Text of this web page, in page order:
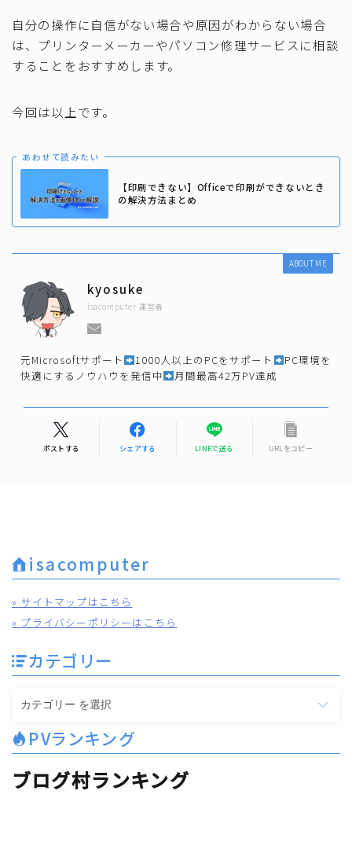
自分の操作に自信がない場合や原因がわからない場合
は、プリンターメーカーやパソコン修理サービスに相談
することをおすすめします。
今回は以上です。
あわせて読みたい
【印刷できない】Officeで印刷ができないとき
の解決方法まとめ
ABOUT ME
kyosuke
isacomputer 運営者
元Microsoftサポート 1000人以上のPCをサポート
PC環境を
快適にするノウハウを発信中
月間最高42万PV達成
ポストする シェアする LINEで送る URLをコピー
isacomputer
» サイトマップはこちら
» プライバシーポリシーはこちら
カテゴリー
カ
ゴ
リ
ー
PVランキング
ブログ村ランキング